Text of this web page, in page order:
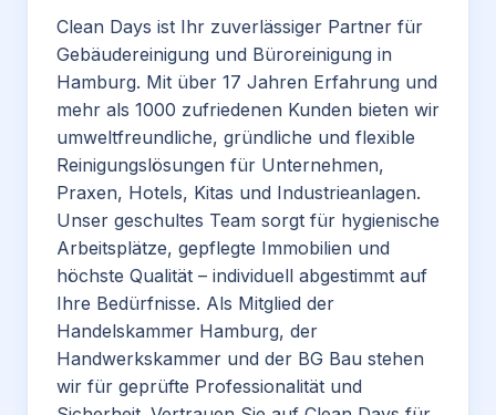
Clean Days ist Ihr zuverlässiger Partner für
Gebäudereinigung und Büroreinigung in
Hamburg. Mit über 17 Jahren Erfahrung und
mehr als 1000 zufriedenen Kunden bieten wir
umweltfreundliche, gründliche und flexible
Reinigungslösungen für Unternehmen,
Praxen, Hotels, Kitas und Industrieanlagen.
Unser geschultes Team sorgt für hygienische
Arbeitsplätze, gepflegte Immobilien und
höchste Qualität – individuell abgestimmt auf
Ihre Bedürfnisse. Als Mitglied der
Handelskammer Hamburg, der
Handwerkskammer und der BG Bau stehen
wir für geprüfte Professionalität und